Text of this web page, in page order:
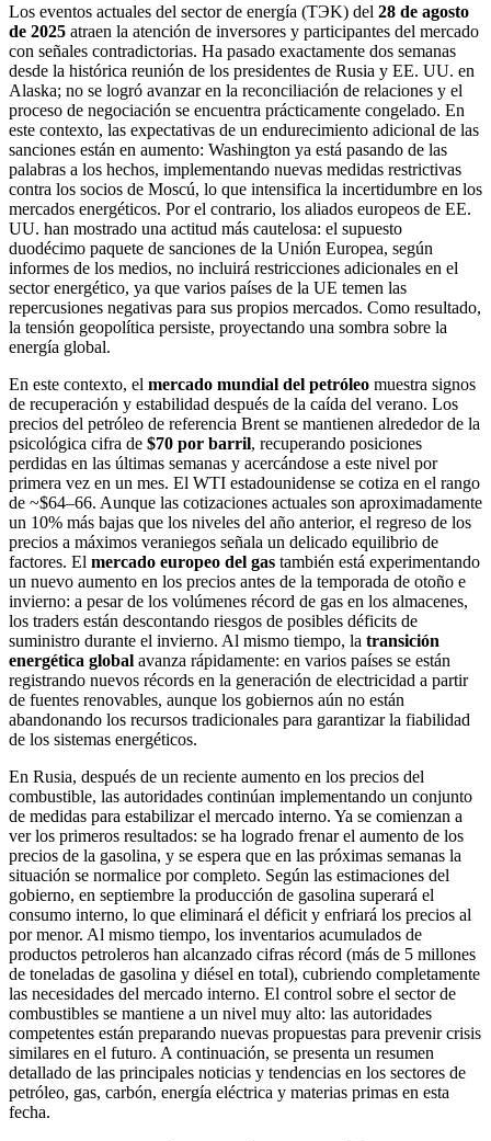
Los eventos actuales del sector de energía (TЭK) del 28 de agosto
de 2025 atraen la atención de inversores y participantes del mercado
con señales contradictorias. Ha pasado exactamente dos semanas
desde la histórica reunión de los presidentes de Rusia y EE. UU. en
Alaska; no se logró avanzar en la reconciliación de relaciones y el
proceso de negociación se encuentra prácticamente congelado. En
este contexto, las expectativas de un endurecimiento adicional de las
sanciones están en aumento: Washington ya está pasando de las
palabras a los hechos, implementando nuevas medidas restrictivas
contra los socios de Moscú, lo que intensifica la incertidumbre en los
mercados energéticos. Por el contrario, los aliados europeos de EE.
UU. han mostrado una actitud más cautelosa: el supuesto
duodécimo paquete de sanciones de la Unión Europea, según
informes de los medios, no incluirá restricciones adicionales en el
sector energético, ya que varios países de la UE temen las
repercusiones negativas para sus propios mercados. Como resultado,
la tensión geopolítica persiste, proyectando una sombra sobre la
energía global.
En este contexto, el mercado mundial del petróleo muestra signos
de recuperación y estabilidad después de la caída del verano. Los
precios del petróleo de referencia Brent se mantienen alrededor de la
psicológica cifra de $70 por barril, recuperando posiciones
perdidas en las últimas semanas y acercándose a este nivel por
primera vez en un mes. El WTI estadounidense se cotiza en el rango
de ~$64–66. Aunque las cotizaciones actuales son aproximadamente
un 10% más bajas que los niveles del año anterior, el regreso de los
precios a máximos veraniegos señala un delicado equilibrio de
factores. El mercado europeo del gas también está experimentando
un nuevo aumento en los precios antes de la temporada de otoño e
invierno: a pesar de los volúmenes récord de gas en los almacenes,
los traders están descontando riesgos de posibles déficits de
suministro durante el invierno. Al mismo tiempo, la transición
energética global avanza rápidamente: en varios países se están
registrando nuevos récords en la generación de electricidad a partir
de fuentes renovables, aunque los gobiernos aún no están
abandonando los recursos tradicionales para garantizar la fiabilidad
de los sistemas energéticos.
En Rusia, después de un reciente aumento en los precios del
combustible, las autoridades continúan implementando un conjunto
de medidas para estabilizar el mercado interno. Ya se comienzan a
ver los primeros resultados: se ha logrado frenar el aumento de los
precios de la gasolina, y se espera que en las próximas semanas la
situación se normalice por completo. Según las estimaciones del
gobierno, en septiembre la producción de gasolina superará el
consumo interno, lo que eliminará el déficit y enfriará los precios al
por menor. Al mismo tiempo, los inventarios acumulados de
productos petroleros han alcanzado cifras récord (más de 5 millones
de toneladas de gasolina y diésel en total), cubriendo completamente
las necesidades del mercado interno. El control sobre el sector de
combustibles se mantiene a un nivel muy alto: las autoridades
competentes están preparando nuevas propuestas para prevenir crisis
similares en el futuro. A continuación, se presenta un resumen
detallado de las principales noticias y tendencias en los sectores de
petróleo, gas, carbón, energía eléctrica y materias primas en esta
fecha.